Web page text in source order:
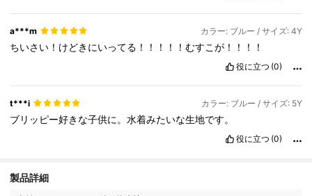
a***m カラー: ブルー / サイズ: 4Y
ちいさい！けどきにいってる！！！！！むすこが！！！！
役に立つ (0)
t***i カラー: ブルー / サイズ: 5Y
ブリッピー好きな子供に。水着みたいな生地です。
役に立つ (0)
製品詳細